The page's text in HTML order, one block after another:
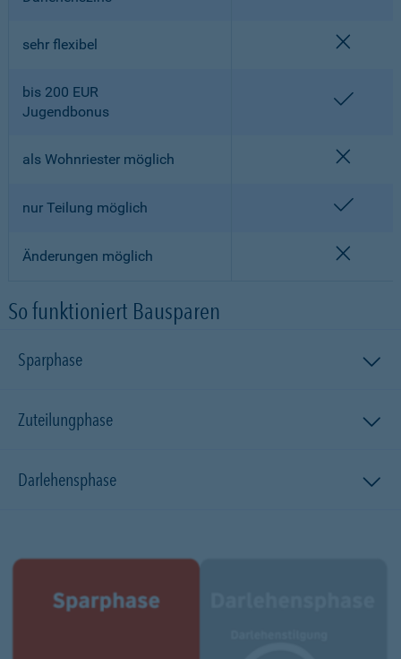
sehr flexibel
bis 200 EUR
Jugendbonus
als Wohnriester möglich
nur Teilung möglich
Änderungen möglich
So funktioniert Bausparen
Sparphase
Zuteilungphase
Darlehensphase